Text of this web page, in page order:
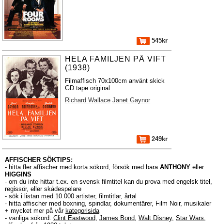
545kr
HELA FAMILJEN PÅ VIFT
(1938)
Filmaffisch 70x100cm använt skick
GD tape original
Richard Wallace Janet Gaynor
249kr
AFFISCHER SÖKTIPS:
- hitta fler affischer med korta sökord, försök med bara ANTHONY eller
HIGGINS
- om du inte hittar t.ex. en svensk filmtitel kan du prova med engelsk titel,
regissör, eller skådespelare
- sök i listan med 10.000 artister, filmtitlar, årtal
- hitta affischer med boxning, spindlar, dokumentärer, Film Noir, musikaler
+ mycket mer på vår kategorisida
- vanliga sökord: Clint Eastwood, James Bond, Walt Disney, Star Wars,